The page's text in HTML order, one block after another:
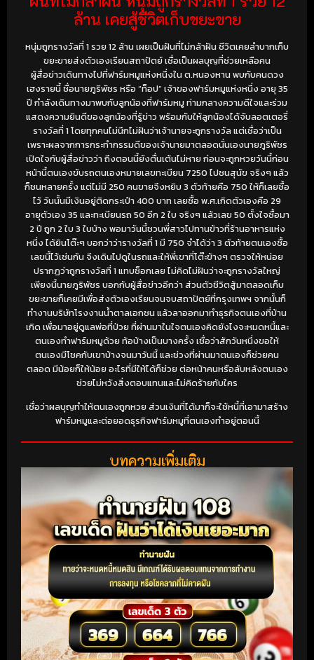
ล้าน เคยสู้ชีวิตเก็บขยะขาย
หนุ่มถูกรางวัลที่ 1 รวย 12 ล้าน เผยเป็นฝันที่ไม่กล้าฝัน ชีวิตเคยลำบากเก็บ
ขยะขายส่งตัวเองเรียนสถาปัตย์ เชื่อเป็นผลบุญที่ช่วยเหลือคน
ผู้สื่อข่าวเดินทางไปที่ฟาร์มหมูแห่งหนึ่งใน ต.หนองหาน พบกับคนดวง
เฮงรายนี้ ชื่อนายภูริพัชร หรือ “ท็อป” เจ้าของฟาร์มหมูแห่งหนึ่ง อายุ 35
ปี กำลังเดินทางมาพบกับลูกน้องที่ฟาร์มหมู ท่ามกลางความดีใจและร่วม
แสดงความยินดีของลูกน้องที่รู้ข่าว พร้อมกับให้ลูกน้องได้จับลอตเตอรี่
รางวัลที่ 1 โดยทุกคนไม่นึกไม่ฝันว่าเจ้านายจะถูกรางวัล แต่เชื่อว่าเป็น
เพราะผลจากการกระทำกรรมดีของเจ้านายมาตลอดนั่นเองนายภูริพัชร
เปิดใจกับผู้สื่อข่าวว่า ถึงตอนนี้ยังตื่นเต้นไม่หาย ก่อนจะถูกหวยวันนี้ก่อน
หน้านี้ตนเองขับรถตนเองหมายเลขทะเบียน 7250 ไปชนสุนัข จริงๆ แล้ว
ก็ชนหลายครั้ง แต่ไม่มี 250 คนขายจึงหยิบ 3 ตัวท้ายคือ 750 ให้ก็เลยซื้อ
ไว้ วันนั้นมีเงินอยู่ติดกระเป๋า 400 บาท เลยซื้อ พ.ศ.เกิดตัวเองคือ 29
อายุตัวเอง 35 และทะเบียนรถ 50 อีก 2 ใบ จริงๆ แล้วเลข 50 ตั้งใจซื้อมา
2 ปี ถูก 2 ใบ 3 ใบบ้าง พอมาวันนี้ชวนพี่สาวไปทานข้าวที่ร้านอาหารแห่ง
หนึ่ง ได้ยินโต๊ะๆ บอกว่าว่ารางวัลที่ 1 มี 750 จำได้ว่า 3 ตัวท้ายตนเองซื้อ
เลขนี้ไว้เช่นกัน จึงเดินไปดูในรถและให้พี่เขาที่โต๊ะข้างๆ ตรวจให้หน่อย
ปรากฏว่าถูกรางวัลที่ 1 แทบช็อกเลย ไม่คิดไม่ฝันว่าจะถูกรางวัลใหญ่
เพียงนี้นายภูริพัชร บอกกับผู้สื่อข่าวอีกว่า ส่วนตัวชีวิตสู้มาตลอดเก็บ
ขยะขายก็เคยมีเพื่อส่งตัวเองเรียนจนจบสถาปัตย์ที่กรุงเทพฯ จากนั้นก็
ทำงานบริษัทโรงงานน้ำตาลเอกชน แล้วลาออกมาทำธุรกิจตนเองที่บ้าน
เกิด เพื่อมาอยู่ดูแลพ่อที่ป่วย ที่ผ่านมาในใจตนเองคิดยังไงจะหมดหนี้และ
ตนเองทำฟาร์มหมูด้วย ท้อบ้างเป็นบางครั้ง เชื่อว่าสักวันหนึ่งขอให้
ตนเองมีโชคกับเขาบ้างจนมาวันนี้ และช่วงที่ผ่านมาตนเองก็ช่วยคน
ตลอด มีน้อยก็ให้น้อย อะไรที่มีให้ได้ก็ช่วย ต่อหน้าคนหรือลับหลังตนเอง
ช่วยไม่หวังสิ่งตอบแทนและไม่คิดร้ายกับใคร
เชื่อว่าผลบุญทำให้ตนเองถูกหวย ส่วนเงินที่ได้มาก็จะใช้หนี้ที่เอามาสร้าง
ฟาร์มหมูและต่อยอดธุรกิจฟาร์มหมูที่ตนเองทำอยู่ตอนนี้
บทความเพิ่มเติม